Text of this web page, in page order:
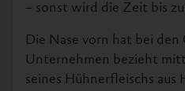
– sonst wird die Zeit bis
Die Nase vorn hat bei den
Unternehmen bezieht
seines Hühnerfleischs aus